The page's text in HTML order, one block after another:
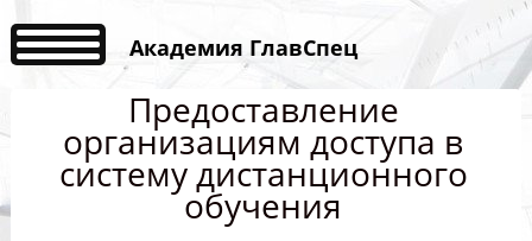
Академия ГлавСпец
Предоставление
организациям доступа в
систему дистанционного
обучения